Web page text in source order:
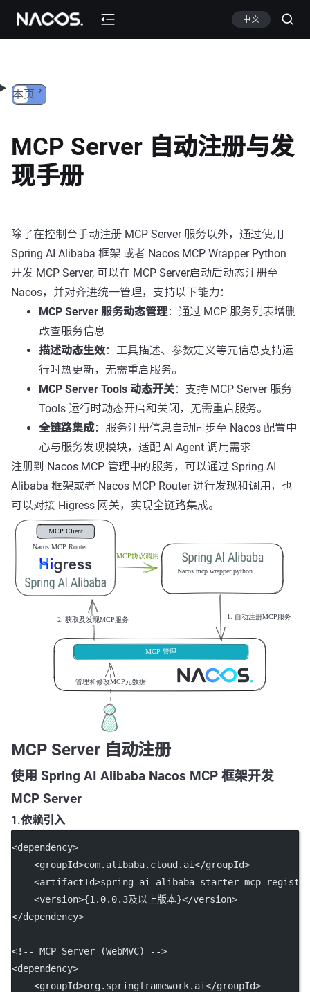
跳转到内容 中文
本页
MCP Server 自动注册与发
现手册
除了在控制台手动注册 MCP Server 服务以外，通过使用
Spring AI Alibaba 框架 或者 Nacos MCP Wrapper Python
开发 MCP Server, 可以在 MCP Server启动后动态注册至
Nacos，并对齐进统一管理，支持以下能力：
MCP Server 服务动态管理：通过 MCP 服务列表增删
改查服务信息
描述动态生效：工具描述、参数定义等元信息支持运
行时热更新，无需重启服务。
MCP Server Tools 动态开关：支持 MCP Server 服务
Tools 运行时动态开启和关闭，无需重启服务。
全链路集成：服务注册信息自动同步至 Nacos 配置中
心与服务发现模块，适配 AI Agent 调用需求
注册到 Nacos MCP 管理中的服务，可以通过 Spring AI
Alibaba 框架或者 Nacos MCP Router 进行发现和调用，也
可以对接 Higress 网关，实现全链路集成。
MCP Server 自动注册
使用 Spring AI Alibaba Nacos MCP 框架开发
MCP Server
1.依赖引入
<dependency>
    <
groupId>com.alibaba.cloud.ai</groupId>
    <
artifactId>spring-ai-alibaba-starter-mcp-
    <
version>{1.0.0.3及以上版本}</version>
</dependency>
<!-- MCP Server (WebMVC) -->
<dependency>
    <
groupId>org.springframework.ai</groupId>